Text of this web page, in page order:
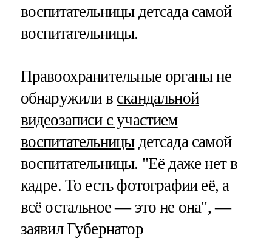
воспитательницы детсада самой
воспитательницы.
Правоохранительные органы не
обнаружили в скандальной
видеозаписи с участием
воспитательницыдетсада самой
воспитательницы. "Её даже нет в
кадре. То есть фотографии её, а
всё остальное — это не она", —
заявил Губернатор